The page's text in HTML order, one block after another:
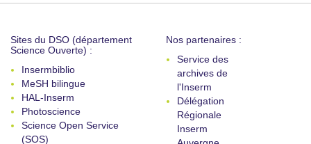
Sites du DSO (département
Science Ouverte) :
Insermbiblio
MeSH bilingue
HAL-Inserm
Photoscience
Science Open Service
(SOS)
Nos partenaires :
Service des
archives de
l'Inserm
Délégation
Régionale
Inserm